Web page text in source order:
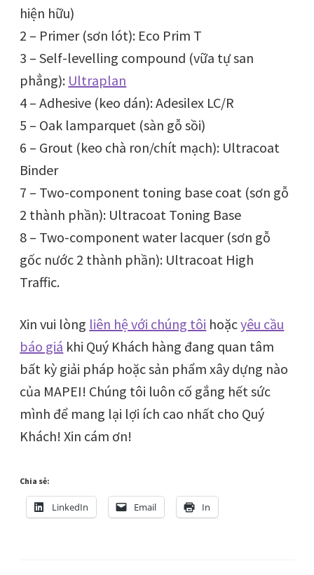
hiện hữu)
2 – Primer (sơn lót): Eco Prim T
3 – Self-levelling compound (vữa tự san
phẳng): Ultraplan
4 – Adhesive (keo dán): Adesilex LC/R
5 – Oak lamparquet (sàn gỗ sồi)
6 – Grout (keo chà ron/chít mạch): Ultracoat
Binder
7 – Two-component toning base coat (sơn gỗ
2 thành phần): Ultracoat Toning Base
8 – Two-component water lacquer (sơn gỗ
gốc nước 2 thành phần): Ultracoat High
Traffic.
Xin vui lòng liên hệ với chúng tôi hoặcyêu cầu
báo giá khi Quý Khách hàng đang quan tâm
bất kỳ giải pháp hoặc sản phẩm xây dựng nào
của MAPEI! Chúng tôi luôn cố gắng hết sức
mình để mang lại lợi ích cao nhất cho Quý
Khách! Xin cám ơn!
Chia sẻ:
LinkedIn Email In